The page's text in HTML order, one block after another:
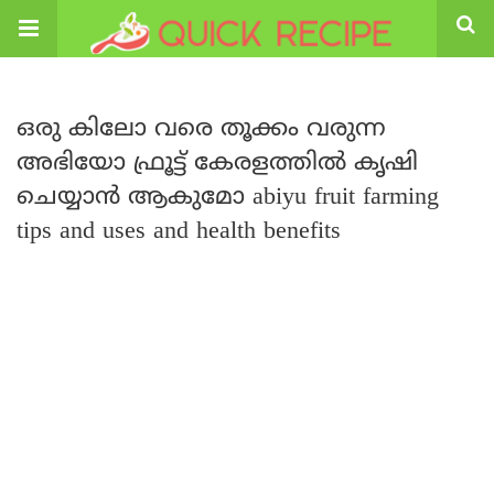
ഒരു കിലോ വരെ തൂക്കം വരുന്ന
അഭിയോ ഫ്രൂട്ട് കേരളത്തിൽ കൃഷി
ചെയ്യാൻ ആകുമോ abiyu fruit farming
tips and uses and health benefits